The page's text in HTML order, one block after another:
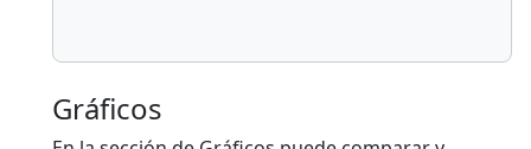
Gráficos